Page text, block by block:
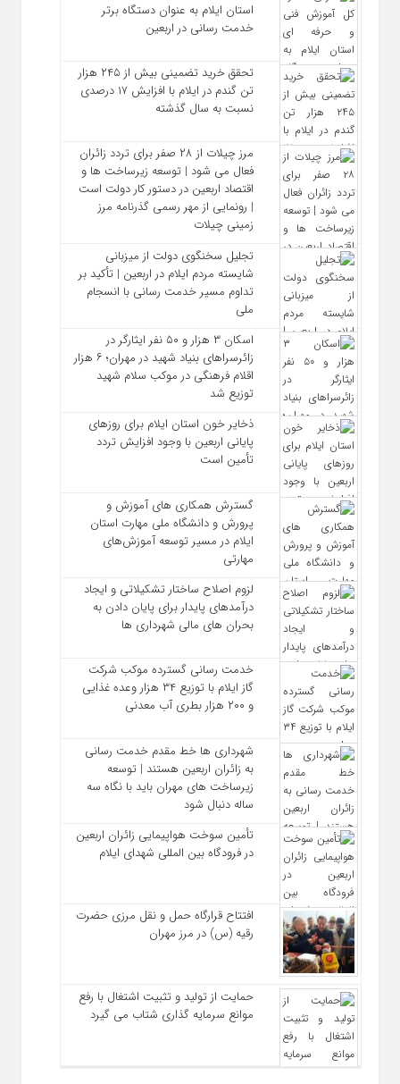
استان ایلام به‌ عنوان دستگاه برتر
خدمت‌ رسانی در اربعین
تحقق خرید تضمینی بیش از ۲۴۵ هزار
تن گندم در ایلام با افزایش ۱۷ درصدی
نسبت به سال گذشته
مرز چیلات از ۲۸ صفر برای تردد زائران
فعال می‌ شود | توسعه زیرساخت‌ ها و
اقتصاد اربعین در دستور کار دولت است
| رونمایی از مهر رسمی گذرنامه مرز
زمینی چیلات
تجلیل سخنگوی دولت از میزبانی
شایسته مردم ایلام در اربعین | تأکید بر
تداوم مسیر خدمت‌ رسانی با انسجام
ملی
اسکان ۳ هزار و ۵۰ نفر ایثارگر در
زائرسراهای بنیاد شهید در مهران؛ ۶ هزار
اقلام فرهنگی در موکب سلام شهید
توزیع شد
ذخایر خون استان ایلام برای روزهای
پایانی اربعین با وجود افزایش تردد
تأمین است
گسترش همکاری‌ های آموزش و
پرورش و دانشگاه ملی مهارت استان
ایلام در مسیر توسعه آموزش‌های
مهارتی
لزوم اصلاح ساختار تشکیلاتی و ایجاد
درآمدهای پایدار برای پایان دادن به
بحران‌ های مالی شهرداری‌ ها
خدمت رسانی گسترده موکب شرکت
گاز ایلام با توزیع ۳۴ هزار وعده غذایی
و ۲۰۰ هزار بطری آب معدنی
شهرداری‌ ها خط مقدم خدمت ‌رسانی
به زائران اربعین هستند | توسعه
زیرساخت ‌های مهران باید با نگاه سه‌
ساله دنبال شود
تأمین سوخت هواپیمایی زائران اربعین
در فرودگاه بین المللی شهدای ایلام
افتتاح قرارگاه حمل‌ و نقل مرزی حضرت
رقیه (س) در مرز مهران
حمایت از تولید و تثبیت اشتغال با رفع
موانع سرمایه‌ گذاری شتاب می‌ گیرد